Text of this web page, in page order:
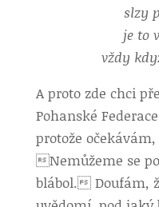
slzy
je to
vždy
A proto zde chci
Pohanské
protože
Nemůžeme se
blábol. Doufám,